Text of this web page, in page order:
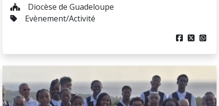
Diocèse de Guadeloupe
Evènement/Activité
  